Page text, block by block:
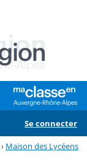
Se connecter
› Maison des Lycéens